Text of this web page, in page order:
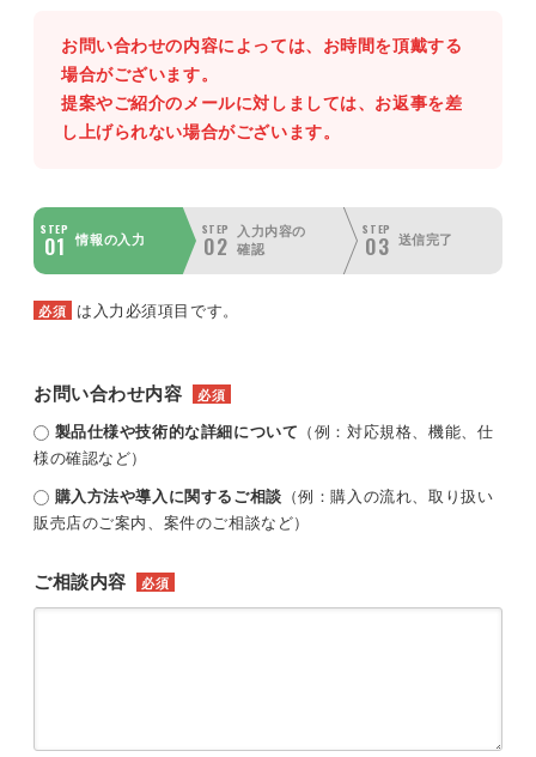
お問い合わせの内容によっては、お時間を頂戴する
場合がございます。
提案やご紹介のメールに対しましては、お返事を差
し上げられない場合がございます。
STEP
01 情報の入力
STEP
02
入力内容の
確認
STEP
03 送信完了
必須 は入力必須項目です。
お問い合わせ内容 必須
製品仕様や技術的な詳細について （例：対応規格、機能、仕
様の確認など）
購入方法や導入に関するご相談 （例：購入の流れ、取り扱い
販売店のご案内、案件のご相談など）
ご相談内容 必須